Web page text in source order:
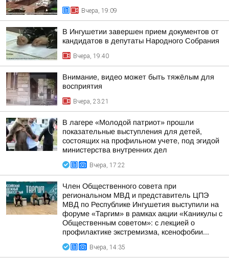
Вчера, 19:09
В Ингушетии завершен прием документов от
кандидатов в депутаты Народного Собрания
Вчера, 19:40
Внимание, видео может быть тяжёлым для
восприятия
Вчера, 23:21
В лагере «Молодой патриот» прошли
показательные выступления для детей,
состоящих на профильном учете, под эгидой
министерства внутренних дел
Вчера, 17:22
Член Общественного совета при
региональном МВД и представитель ЦПЭ
МВД по Республике Ингушетия выступили на
форуме «Таргим» в рамках акции «Каникулы с
Общественным советом»: с лекцией о
профилактике экстремизма, ксенофобии...
Вчера, 14:35